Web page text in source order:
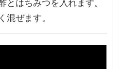
とはちみつを入れます。
混ぜます。